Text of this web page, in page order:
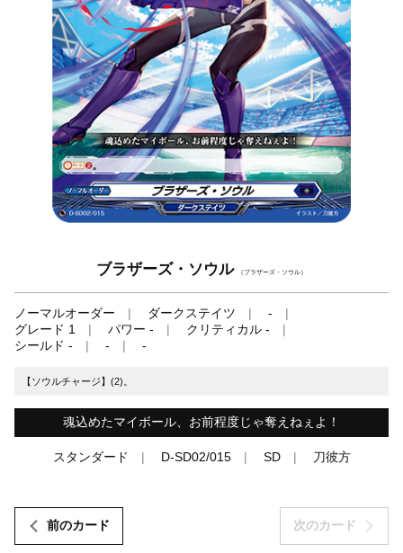
ブラザーズ・ソウル （ブラザーズ・ソウル）
ノーマルオーダー ダークステイツ
-
グレード 1
パワー -
クリティカル -
シールド -
- -
【ソウルチャージ】(2)。
魂込めたマイボール、お前程度じゃ奪えねぇよ！
スタンダード D-SD02/015 SD 刀彼方
前のカード 次のカード